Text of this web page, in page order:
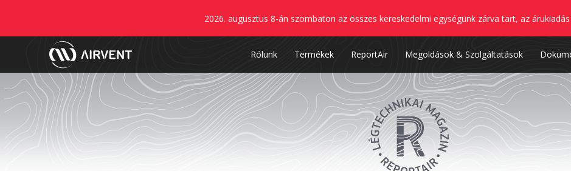
2026. augusztus 8-án szombaton az összes kereskedelmi egységünk zárva tart, az
Rólunk Termékek ReportAir Megoldások & Szolgáltatások